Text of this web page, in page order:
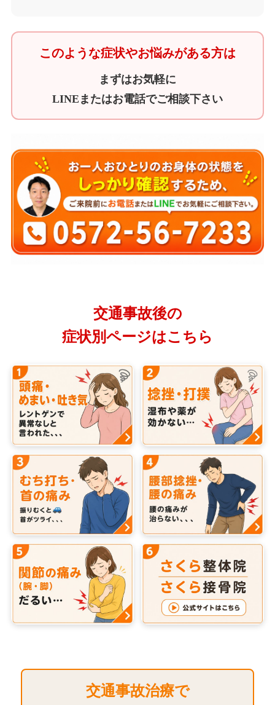
このような症状やお悩みがある方は
まずはお気軽に
LINEまたはお電話でご相談下さい
交通事故後の
症状別ページはこちら
交通事故治療で